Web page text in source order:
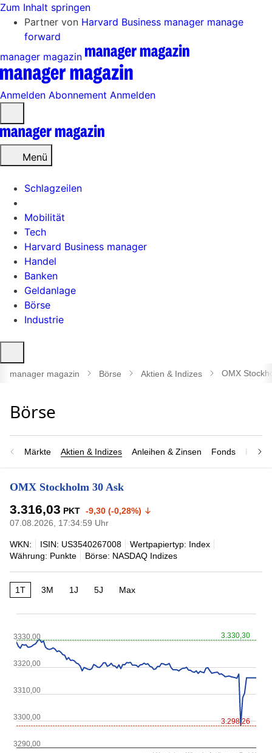
Zum Inhalt springen
Partner von Harvard Business manager manage
forward
manager magazin
Anmelden Abonnement Anmelden
öffnen
Menü
Schlagzeilen
Mobilität
Tech
Harvard Business manager
Handel
Banken
Geldanlage
Börse
Industrie
öffnen
manager magazin Börse Aktien & Indizes OMX
Märkte Aktien & Indizes Anleihen & Zinsen Fonds
OMX Stockholm 30 Ask
3.316,03 PKT -9,30 (-0,28%)
07.08.2026, 17:34:59 Uhr
WKN: ISIN: US3540267008
Wertpapiertyp: Index
Währung: Punkte
Börse: NASDAQ Indizes
1T 3M 1J 5J Max
3.330,30
3.298,26
3290,00
3300,00
3310,00
3320,00
3330,00